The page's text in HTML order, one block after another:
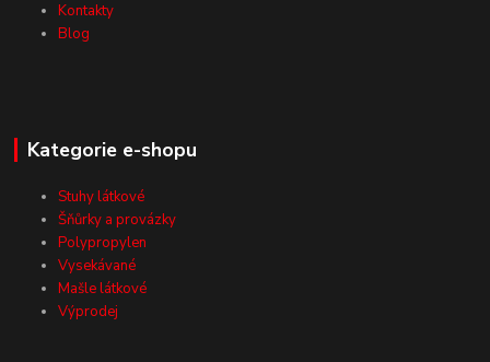
Kontakty
Blog
Kategorie e-shopu
Stuhy látkové
Šňůrky a provázky
Polypropylen
Vysekávané
Mašle látkové
Výprodej